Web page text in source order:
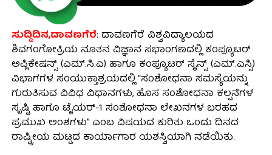
ಸುದ್ದಿದಿನ,ದಾವಣಗೆರೆ: ದಾವಣಗೆರೆ ವಿಶ್ವವಿದ್ಯಾಲಯದ
ಶಿವಗಂಗೋತ್ರಿಯ ನೂತನ ವಿಜ್ಞಾನ ಸಭಾಂಗಣದಲ್ಲಿ ಕಂಪ್ಯೂಟರ್
ಅಪ್ಲಿಕೇಷನ್ಸ್ (ಎಮ್.ಸಿ.ಎ) ಹಾಗೂ ಕಂಪ್ಯೂಟರ್ ಸೈನ್ಸ್ (ಎಮ್.ಎಸ್ಸಿ)
ವಿಭಾಗಗಳ ಸಂಯುಕ್ತಾಶ್ರಯದಲ್ಲಿ “ಸಂಶೋಧನಾ ಸಮಸ್ಯೆಯನ್ನು
ಗುರುತಿಸುವ ವಿವಿಧ ವಿಧಾನಗಳು, ಹೊಸ ಸಂಶೋಧನಾ ಕಲ್ಪನೆಗಳ
ಸೃಷ್ಟಿ ಹಾಗೂ ಟೈಯರ್-1 ಸಂಶೋಧನಾ ಲೇಖನಗಳ ಬರಹದ
ಪ್ರಮುಖ ಅಂಶಗಳು” ಎಂಬ ವಿಷಯದ ಕುರಿತು ಒಂದು ದಿನದ
ರಾಷ್ಟ್ರೀಯ ಮಟ್ಟದ ಕಾರ್ಯಾಗಾರ ಯಶಸ್ವಿಯಾಗಿ ನಡೆಯಿತು.